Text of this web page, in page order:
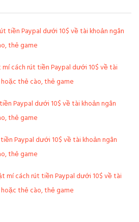
tiền Paypal dưới 10$ về tài khoản ngân
thẻ game
mí cách rút tiền Paypal dưới 10$ về tài
thẻ cào, thẻ game
Paypal dưới 10$ về tài khoản ngân
thẻ game
Paypal dưới 10$ về tài khoản ngân
thẻ game
mí cách rút tiền Paypal dưới 10$ về tài
thẻ cào, thẻ game